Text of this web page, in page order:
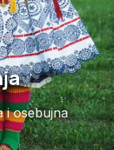
i osebujna